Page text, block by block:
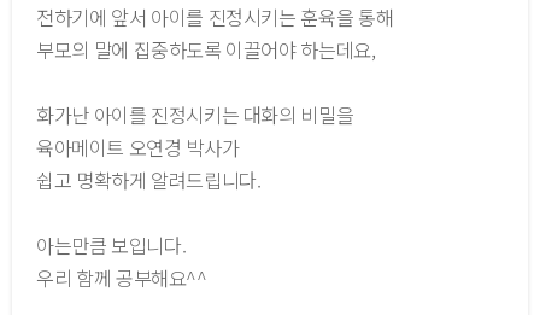
전하기에 앞서 아이를 진정시키는 훈육을 통해
부모의 말에 집중하도록 이끌어야 하는데요,
화가난 아이를 진정시키는 대화의 비밀을
육아메이트 오연경 박사가
쉽고 명확하게 알려드립니다.
아는만큼 보입니다.
우리 함께 공부해요^^